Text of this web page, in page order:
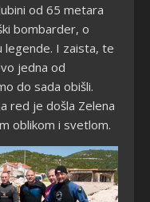
od 65 metara
bombarder, o
legende. I zaista, te
jedna od
do sada obišli.
red je došla Zelena
oblikom i svetlom.